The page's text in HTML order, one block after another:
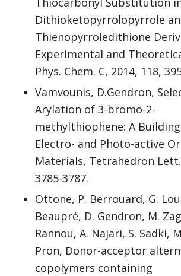
Dithioketopyrrolopyrrole
Thienopyrroledithione
Experimental and
Phys. Chem. C, 2014, 118,
Vamvounis, D.Gendron,
Arylation of 3-bromo-2-
methylthiophene: A
Electro- and Photo-active
Materials, Tetrahedron Lett.
3785-3787.
Ottone, P. Berrouard, G.
Beaupré, D. Gendron, M.
Rannou, A. Najari, S. Sadki,
Pron, Donor-acceptor
copolymers containing